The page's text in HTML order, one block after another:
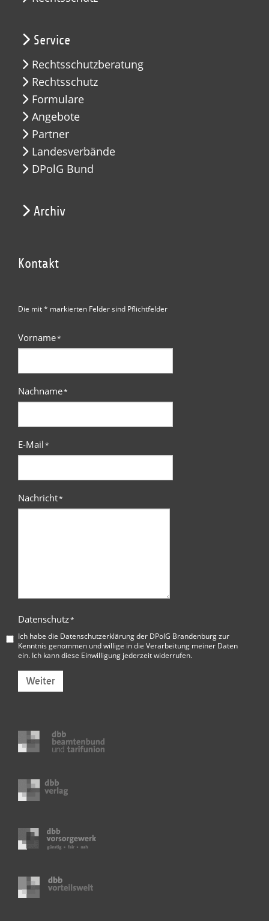
Service
Rechtsschutzberatung
Rechtsschutz
Formulare
Angebote
Partner
Landesverbände
DPolG Bund
Archiv
Kontakt
Die mit * markierten Felder sind Pflichtfelder
Vorname*
Nachname*
E-Mail*
Nachricht*
Datenschutz*
Ich habe die Datenschutzerklärung der DPolG Brandenburgzur
Kenntnis genommen und willige in die Verarbeitung meiner Daten
ein. Ich kann diese Einwilligung jederzeit widerrufen.
Weiter